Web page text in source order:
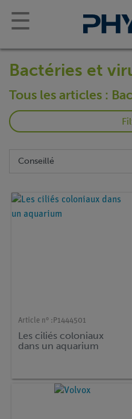
☰
Bactéries et
Tous les articles :
Article n° : P1444501
Les ciliés coloniaux
dans un aquarium